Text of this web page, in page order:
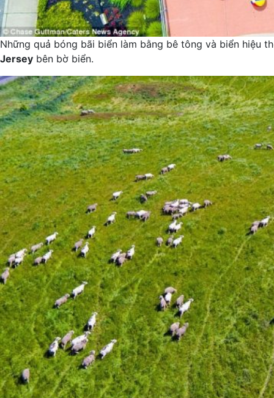
Những quả bóng bãi biển làm bằng bê tông và biển hiệu
Jersey bên bờ biển.